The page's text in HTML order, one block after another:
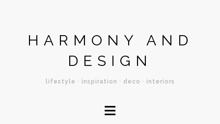
HARMONY AND
DESIGN
lifestyle · inspiration · deco · interiors
≡